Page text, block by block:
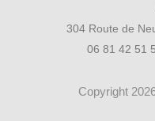
304 Route de
06 81 42 51
Copyright